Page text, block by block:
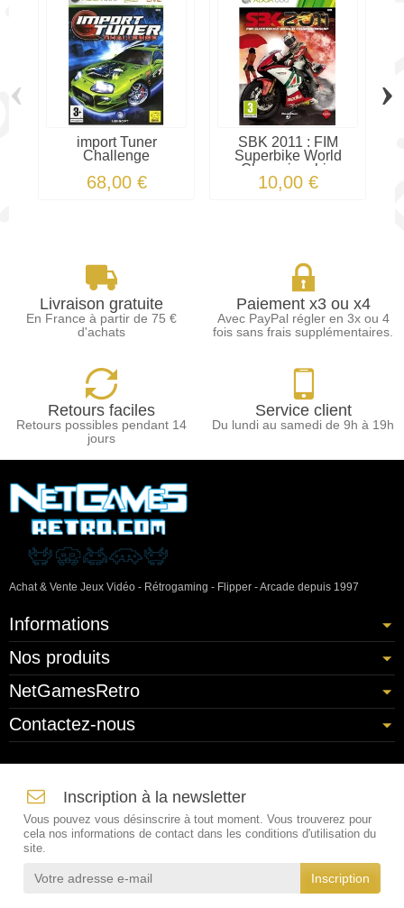
import Tuner
Challenge
68,00 €
SBK 2011 : FIM
Superbike World
Championship
10,00 €
‹ ›
Livraison gratuite
En France à partir de 75 €
d'achats
Paiement x3 ou x4
Avec PayPal régler en 3x ou 4
fois sans frais supplémentaires.
Retours faciles
Retours possibles pendant 14
jours
Service client
Du lundi au samedi de 9h à 19h
Achat & Vente Jeux Vidéo - Rétrogaming - Flipper - Arcade depuis 1997
Informations
Nos produits
NetGamesRetro
Contactez-nous
Inscription à la newsletter
Vous pouvez vous désinscrire à tout moment. Vous trouverez pour
cela nos informations de contact dans les conditions d'utilisation du
site.